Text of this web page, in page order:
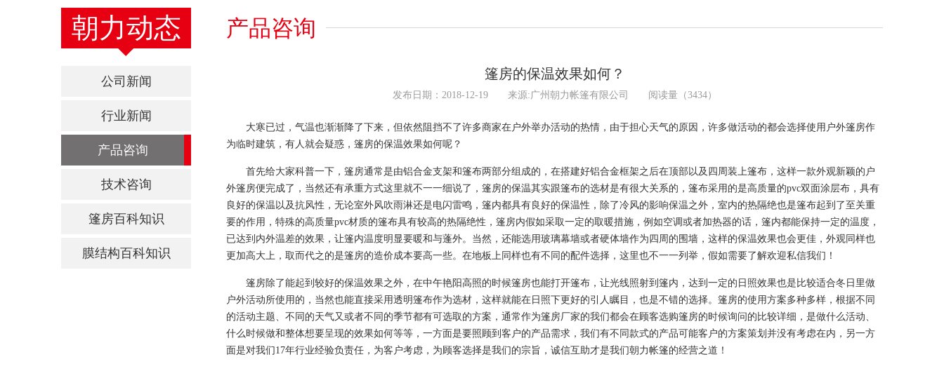
朝力动态
公司新闻
行业新闻
产品咨询
技术咨询
篷房百科知识
膜结构百科知识
产品咨询
篷房的保温效果如何？
发布日期：2018-12-19 来源:广州朝力帐篷有限公司 阅读量（3434）
大寒已过，气温也渐渐降了下来，但依然阻挡不了许多商家在户外举办活动的热情，由于担心天气的原因，许多做活动的都会选择使用户外篷房作
为临时建筑，有人就会疑惑，篷房的保温效果如何呢？
首先给大家科普一下，篷房通常是由铝合金支架和篷布两部分组成的，在搭建好铝合金框架之后在顶部以及四周装上篷布，这样一款外观新颖的户
外篷房便完成了，当然还有承重方式这里就不一一细说了，篷房的保温其实跟篷布的选材是有很大关系的，篷布采用的是高质量的pvc双面涂层布，具有
良好的保温以及抗风性，无论室外风吹雨淋还是电闪雷鸣，篷内都具有良好的保温性，除了冷风的影响保温之外，室内的热隔绝也是篷布起到了至关重
要的作用，特殊的高质量pvc材质的篷布具有较高的热隔绝性，篷房内假如采取一定的取暖措施，例如空调或者加热器的话，篷内都能保持一定的温度，
已达到内外温差的效果，让篷内温度明显要暖和与蓬外。当然，还能选用玻璃幕墙或者硬体墙作为四周的围墙，这样的保温效果也会更佳，外观同样也
更加高大上，取而代之的是篷房的造价成本要高一些。在地板上同样也有不同的配件选择，这里也不一一列举，假如需要了解欢迎私信我们！
篷房除了能起到较好的保温效果之外，在中午艳阳高照的时候篷房也能打开篷布，让光线照射到篷内，达到一定的日照效果也是比较适合冬日里做
户外活动所使用的，当然也能直接采用透明篷布作为选材，这样就能在日照下更好的引人瞩目，也是不错的选择。篷房的使用方案多种多样，根据不同
的活动主题、不同的天气又或者不同的季节都有可选取的方案，通常作为篷房厂家的我们都会在顾客选购篷房的时候询问的比较详细，是做什么活动、
什么时候做和整体想要呈现的效果如何等等，一方面是要照顾到客户的产品需求，我们有不同款式的产品可能客户的方案策划并没有考虑在内，另一方
面是对我们 17年行业经验负责任，为客户考虑，为顾客选择是我们的宗旨，诚信互助才是我们朝力帐篷的经营之道！